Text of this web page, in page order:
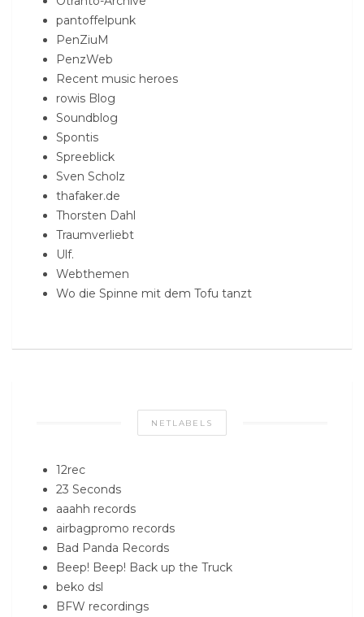
pantoffelpunk
PenZiuM
PenzWeb
Recent music heroes
rowis Blog
Soundblog
Spontis
Spreeblick
Sven Scholz
thafaker.de
Thorsten Dahl
Traumverliebt
Ulf.
Webthemen
Wo die Spinne mit dem Tofu tanzt
NETLABELS
12rec
23 Seconds
aaahh records
airbagpromo records
Bad Panda Records
Beep! Beep! Back up the Truck
beko dsl
BFW recordings